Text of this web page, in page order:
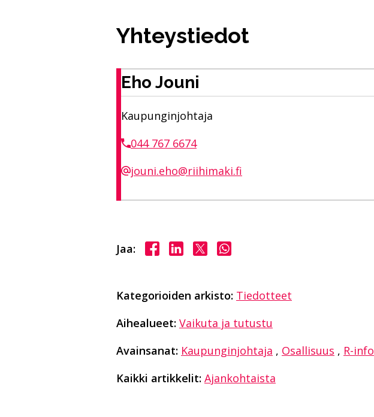
Yhteystiedot
Eho Jouni
Kaupunginjohtaja
044 767 6674
jouni.eho@riihimaki.fi
Jaa: Jaa Facebookissa
Jaa LinkedInissä
Jaa X:ssäJaa WhasAppissa
Kategorioiden arkisto: Tiedotteet
Aihealueet: Vaikuta ja tutustu
Avainsanat: Kaupunginjohtaja , Osallisuus , R-info
Kaikki artikkelit: Ajankohtaista